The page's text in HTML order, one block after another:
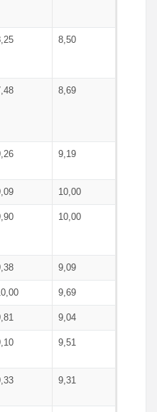
8,50
8,69
9,19
10,00
10,00
9,09
9,69
9,04
9,51
9,31